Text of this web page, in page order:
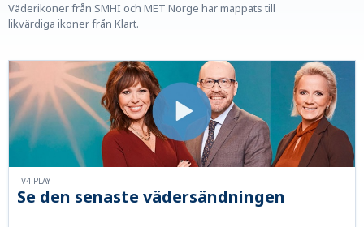
Väderikoner från SMHI och MET Norge har mappats till
likvärdiga ikoner från Klart.
Se den senaste vädersändningen
TV4 PLAY